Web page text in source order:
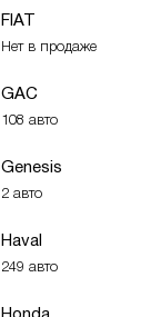
FIAT
Нет в продаже
GAC
108 авто
Genesis
2 авто
Haval
249 авто